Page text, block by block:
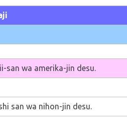
san wa amerika-jin desu.
san wa nihon-jin desu.